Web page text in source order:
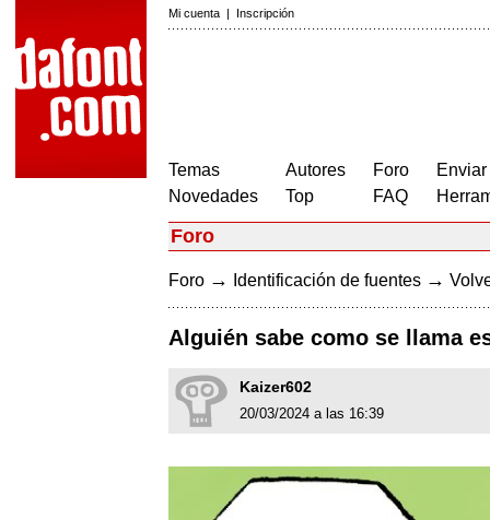
Mi cuenta | Inscripción
Temas
Novedades
Autores
Top
Foro
FAQ
Foro
Foro → Identificación de fuentes →
Alguién sabe como se llama
Kaizer602
20/03/2024 a las 16:39